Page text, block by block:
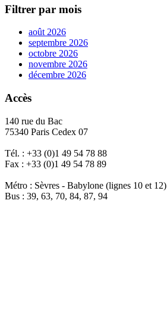
Filtrer par mois
août 2026
septembre 2026
octobre 2026
novembre 2026
décembre 2026
Accès
140 rue du Bac
75340 Paris Cedex 07
Tél. : +33 (0)1 49 54 78 88
Fax : +33 (0)1 49 54 78 89
Métro : Sèvres - Babylone (lignes 10 et 12)
Bus : 39, 63, 70, 84, 87, 94